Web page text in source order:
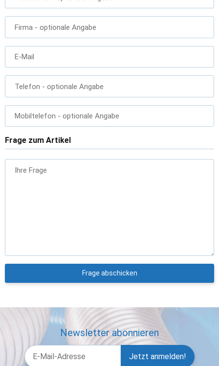
Firma - optionale Angabe
E-Mail
Telefon - optionale Angabe
Mobiltelefon - optionale Angabe
Frage zum Artikel
Ihre Frage
Frage abschicken
Newsletter abonnieren
Jetzt anmelden!